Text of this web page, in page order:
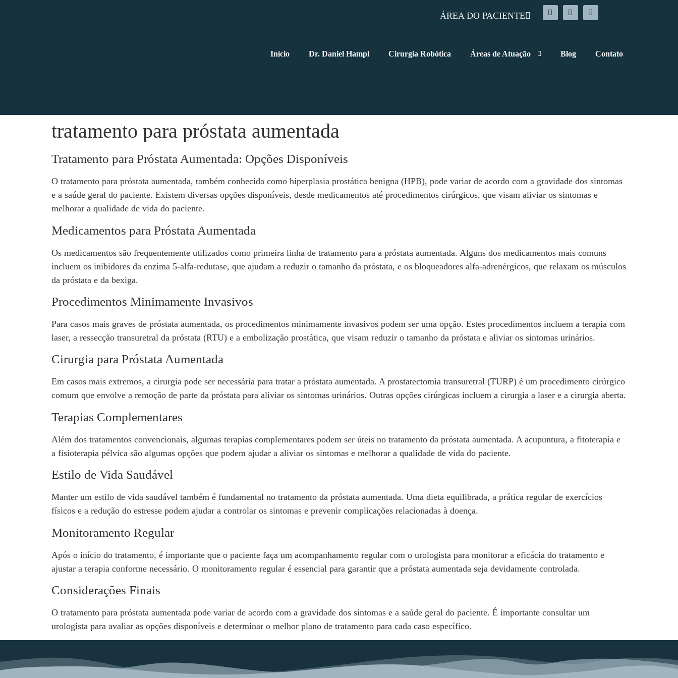
ÁREA DO PACIENTE
Início Dr. Daniel Hampl Cirurgia Robótica Áreas de Atuação Blog Contato
tratamento para próstata aumentada
Tratamento para Próstata Aumentada: Opções Disponíveis
O tratamento para próstata aumentada, também conhecida como hiperplasia prostática benigna (HPB), pode variar de acordo com a gravidade dos sintomas
e a saúde geral do paciente. Existem diversas opções disponíveis, desde medicamentos até procedimentos cirúrgicos, que visam aliviar os sintomas e
melhorar a qualidade de vida do paciente.
Medicamentos para Próstata Aumentada
Os medicamentos são frequentemente utilizados como primeira linha de tratamento para a próstata aumentada. Alguns dos medicamentos mais comuns
incluem os inibidores da enzima 5-alfa-redutase, que ajudam a reduzir o tamanho da próstata, e os bloqueadores alfa-adrenérgicos, que relaxam os músculos
da próstata e da bexiga.
Procedimentos Minimamente Invasivos
Para casos mais graves de próstata aumentada, os procedimentos minimamente invasivos podem ser uma opção. Estes procedimentos incluem a terapia com
laser, a ressecção transuretral da próstata (RTU) e a embolização prostática, que visam reduzir o tamanho da próstata e aliviar os sintomas urinários.
Cirurgia para Próstata Aumentada
Em casos mais extremos, a cirurgia pode ser necessária para tratar a próstata aumentada. A prostatectomia transuretral (TURP) é um procedimento cirúrgico
comum que envolve a remoção de parte da próstata para aliviar os sintomas urinários. Outras opções cirúrgicas incluem a cirurgia a laser e a cirurgia aberta.
Terapias Complementares
Além dos tratamentos convencionais, algumas terapias complementares podem ser úteis no tratamento da próstata aumentada. A acupuntura, a fitoterapia e
a fisioterapia pélvica são algumas opções que podem ajudar a aliviar os sintomas e melhorar a qualidade de vida do paciente.
Estilo de Vida Saudável
Manter um estilo de vida saudável também é fundamental no tratamento da próstata aumentada. Uma dieta equilibrada, a prática regular de exercícios
físicos e a redução do estresse podem ajudar a controlar os sintomas e prevenir complicações relacionadas à doença.
Monitoramento Regular
Após o início do tratamento, é importante que o paciente faça um acompanhamento regular com o urologista para monitorar a eficácia do tratamento e
ajustar a terapia conforme necessário. O monitoramento regular é essencial para garantir que a próstata aumentada seja devidamente controlada.
Considerações Finais
O tratamento para próstata aumentada pode variar de acordo com a gravidade dos sintomas e a saúde geral do paciente. É importante consultar um
urologista para avaliar as opções disponíveis e determinar o melhor plano de tratamento para cada caso específico.